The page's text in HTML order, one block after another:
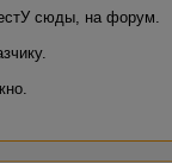
сюды, на форум.